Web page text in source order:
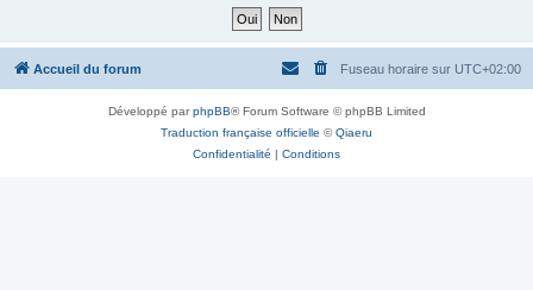
Accueil du forum Fuseau horaire sur UTC+02:00
Développé parphpBB® Forum Software © phpBB Limited
Traduction française officielle ©Qiaeru
Confidentialité | Conditions